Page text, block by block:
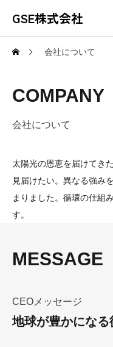
GSE株式会社
会社について
COMPANY
会社について
太陽光の恩恵を届けてき
見届けたい。異なる強み
まりました。循環の仕組
す。
MESSAGE
CEOメッセージ
地球が豊かにな